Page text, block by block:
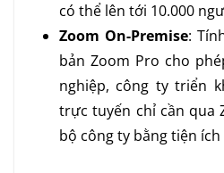
có thể lên tới 10.000
Zoom On-Premise:
bản Zoom Pro cho
nghiệp, công ty triển
trực tuyến chỉ cần qua
bộ công ty bằng tiện